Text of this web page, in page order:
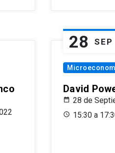
28 SEP
David
28 de
15:30 a